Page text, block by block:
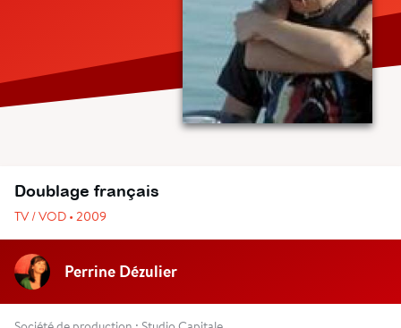
Doublage français
TV / VOD • 2009
Perrine Dézulier